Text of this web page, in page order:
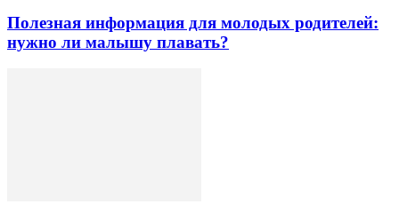
Полезная информация для молодых родителей:
нужно ли малышу плавать?